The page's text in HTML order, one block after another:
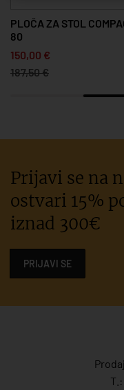
PLOČA ZA STOL
80
150,00 €
187,50 €
Prijavi se na
ostvari 15%
iznad 300€
PRIJAVI SE
T.: